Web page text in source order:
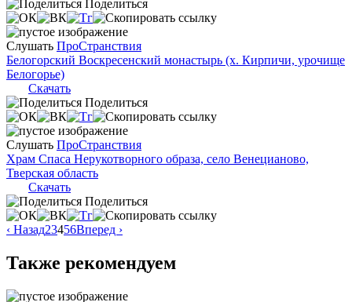
Поделиться
Слушать ПроСтранствия
Белогорский Воскресенский монастырь (х. Кирпичи, урочище
Белогорье)
Скачать
Поделиться
Слушать ПроСтранствия
Храм Спаса Нерукотворного образа, село Венецианово,
Тверская область
Скачать
Поделиться
‹ Назад23456Вперед ›
Также рекомендуем